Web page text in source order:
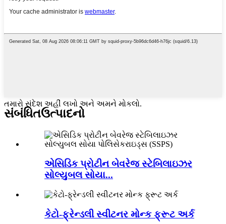
તમારો સંદેશ અહીં લખો અને અમને મોકલો.
સંબંધિતઉત્પાદનો
એસિડિક પ્રોટીન બેવરેજ સ્ટેબિલાઇઝર
સોલ્યુબલ સોયા...
કેટો-ફ્રેન્ડલી સ્વીટનર મોન્ક ફ્રૂટ અર્ક